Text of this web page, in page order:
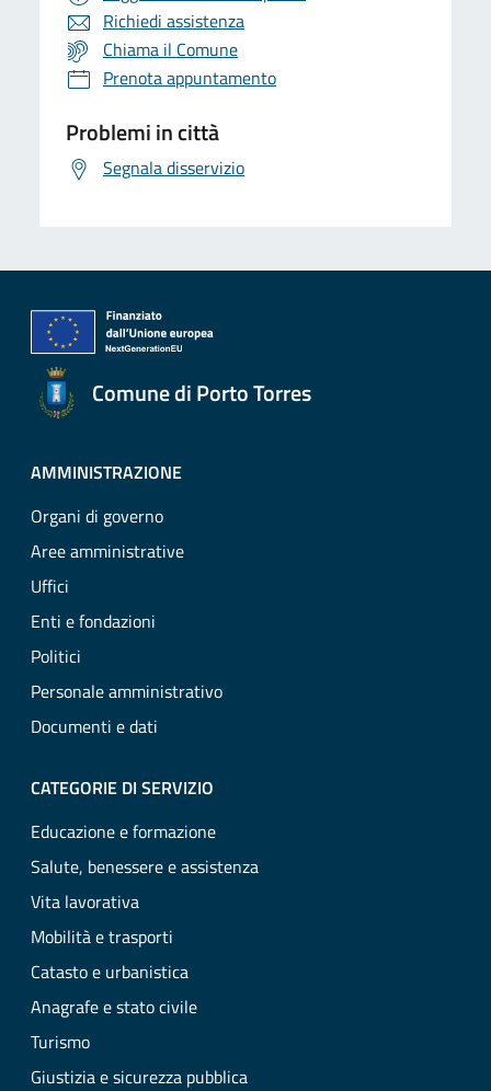
Richiedi assistenza
Chiama il Comune
Prenota appuntamento
Problemi in città
Segnala disservizio
Comune di Porto Torres
AMMINISTRAZIONE
Organi di governo
Aree amministrative
Uffici
Enti e fondazioni
Politici
Personale amministrativo
Documenti e dati
CATEGORIE DI SERVIZIO
Educazione e formazione
Salute, benessere e assistenza
Vita lavorativa
Mobilità e trasporti
Catasto e urbanistica
Anagrafe e stato civile
Turismo
Giustizia e sicurezza pubblica